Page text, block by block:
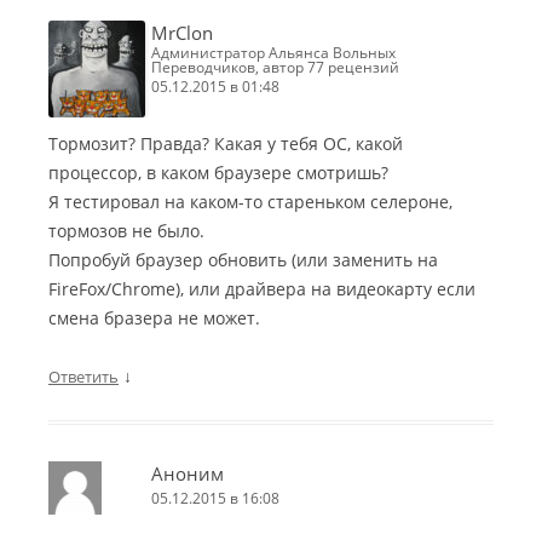
MrClon
Администратор Альянса Вольных
Переводчиков, автор 77 рецензий
05.12.2015 в 01:48
Тормозит? Правда? Какая у тебя ОС, какой
процессор, в каком браузере смотришь?
Я тестировал на каком-то стареньком селероне,
тормозов не было.
Попробуй браузер обновить (или заменить на
FireFox/Chrome), или драйвера на видеокарту если
смена бразера не может.
Ответить ↓
Аноним
05.12.2015 в 16:08